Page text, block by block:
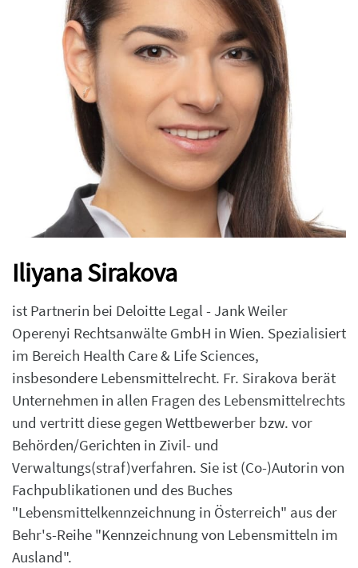
Iliyana Sirakova
ist Partnerin bei Deloitte Legal - Jank Weiler
Operenyi Rechtsanwälte GmbH in Wien. Spezialisiert
im Bereich Health Care & Life Sciences,
insbesondere Lebensmittelrecht. Fr. Sirakova berät
Unternehmen in allen Fragen des Lebensmittelrechts
und vertritt diese gegen Wettbewerber bzw. vor
Behörden/Gerichten in Zivil- und
Verwaltungs(straf)verfahren. Sie ist (Co-)Autorin von
Fachpublikationen und des Buches
"Lebensmittelkennzeichnung in Österreich" aus der
Behr's-Reihe "Kennzeichnung von Lebensmitteln im
Ausland".